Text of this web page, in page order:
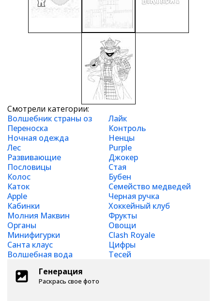
Смотрели категории:
Волшебник страны оз
Лайк
Переноска
Контроль
Ночная одежда
Ненцы
Лес
Purple
Развивающие
Джокер
Пословицы
Стая
Колос
Бубен
Каток
Семейство медведей
Apple
Черная ручка
Кабинки
Хоккейный клуб
Молния Маквин
Фрукты
Органы
Овощи
Минифигурки
Clash Royale
Санта клаус
Цифры
Волшебная вода
Тесей
Генерация
Раскрась свое фото